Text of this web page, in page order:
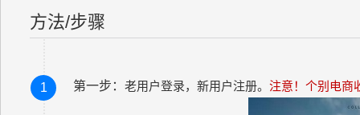
方法/步骤
1 第一步： 老用户登录，新用户注册。 注意！个别电商